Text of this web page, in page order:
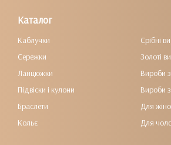
Каталог
Каблучки
Сережки
Ланцюжки
Підвіски і кулони
Браслети
Кольє
Срібні
Золоті
Вироби
Вироби
Для
Для